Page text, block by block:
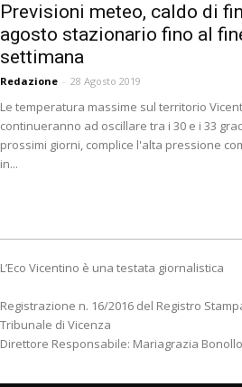
Previsioni meteo, caldo di
agosto stazionario fino al
settimana
Redazione - 28 Agosto 2019
Le temperatura massime sul territorio
continueranno ad oscillare tra i 30 e i 33
prossimi giorni, complice l'alta pressione
in...
L’Eco Vicentino è una testata giornalistica
Registrazione n. 16/2016 del Registro
Tribunale di Vicenza
Direttore Responsabile: Mariagrazia Bonollo